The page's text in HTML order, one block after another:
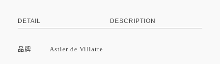
DETAIL DESCRIPTION
品牌 Astier de Villatte